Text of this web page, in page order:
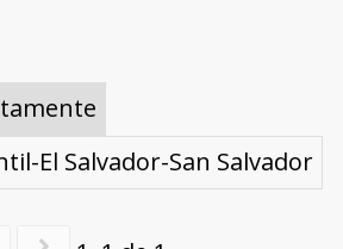
sobre Salarrué
de los siglos XlX y XX
de los siglos XIX y XX
de los siglos XIX y XX
El Salvador-San Salvador